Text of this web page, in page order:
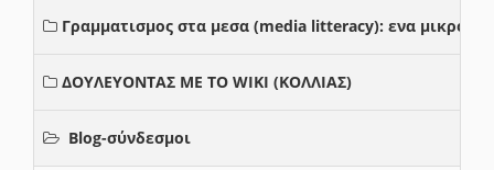
Γραμματισμος στα μεσα (media litteracy): ενα μικρο
ΔΟΥΛΕΥΟΝΤΑΣ ΜΕ ΤΟ WIKI (ΚΟΛΛΙΑΣ)
Blog-σύνδεσμοι